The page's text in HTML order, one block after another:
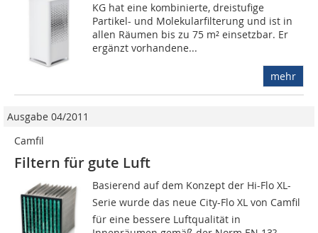
KG hat eine kombinierte, dreistufige
Partikel- und Molekularfilterung und ist in
allen Räumen bis zu 75 m² einsetzbar. Er
ergänzt vorhandene...
mehr
Ausgabe 04/2011
Camfil
Filtern für gute Luft
Basierend auf dem Konzept der Hi-Flo XL-
Serie wurde das neue City-Flo XL von Camfil
für eine bessere Luftqualität in